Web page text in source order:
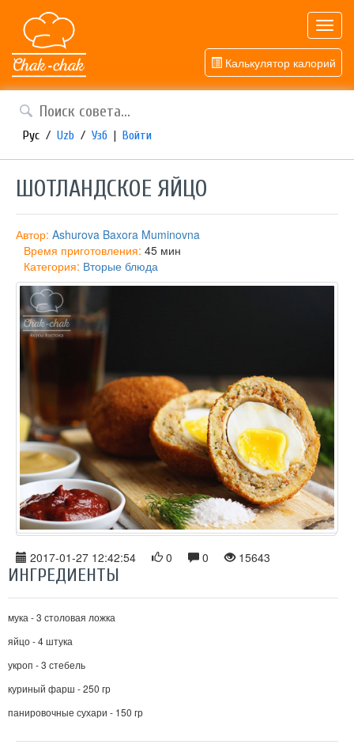
Калькулятор калорий
Рус / Uzb / Узб | Войти
ШОТЛАНДСКОЕ ЯЙЦО
Автор: Ashurova Baxora Muminovna
Время приготовления: 45 мин
Категория: Вторые блюда
2017-01-27 12:42:54 0 0 15643
ИНГРЕДИЕНТЫ
мука - 3 столовая ложка
яйцо - 4 штука
укроп - 3 стебель
куриный фарш - 250 гр
панировочные сухари - 150 гр